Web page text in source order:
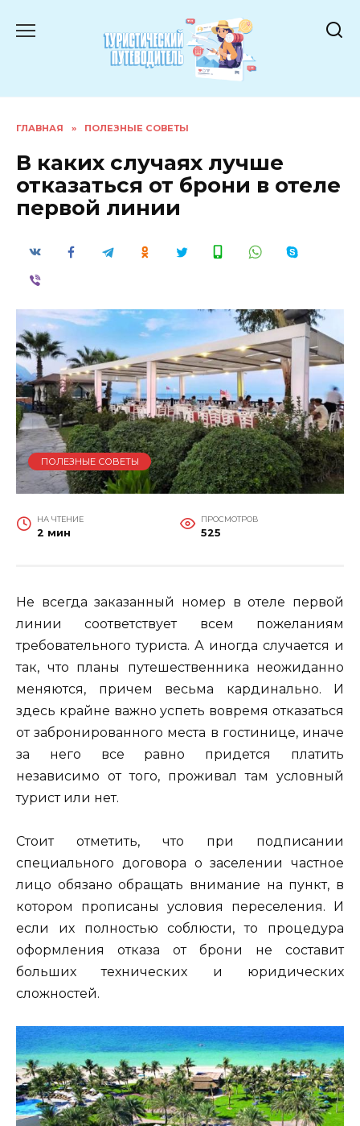
ГЛАВНАЯ » ПОЛЕЗНЫЕ СОВЕТЫ
В каких случаях лучше
отказаться от брони в отеле
первой линии
ПОЛЕЗНЫЕ СОВЕТЫ
НА ЧТЕНИЕ
2 мин
ПРОСМОТРОВ
525
Не всегда заказанный номер в отеле первой
линии соответствует всем пожеланиям
требовательного туриста. А иногда случается и
так, что планы путешественника неожиданно
меняются, причем весьма кардинально. И
здесь крайне важно успеть вовремя отказаться
от забронированного места в гостинице, иначе
за него все равно придется платить
независимо от того, проживал там условный
турист или нет.
Стоит отметить, что при подписании
специального договора о заселении частное
лицо обязано обращать внимание на пункт, в
котором прописаны условия переселения. И
если их полностью соблюсти, то процедура
оформления отказа от брони не составит
больших технических и юридических
сложностей.